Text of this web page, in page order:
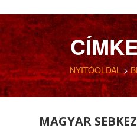
NYITÓOLDAL>
MAGYAR